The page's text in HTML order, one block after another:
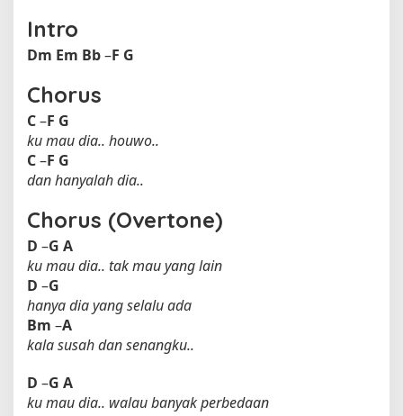
Intro
Dm Em Bb–F G
Chorus
C–F G
ku mau dia.. houwo..
C–F G
dan hanyalah dia..
Chorus (Overtone)
D –G A
ku mau dia.. tak mau yang lain
D –G
hanya dia yang selalu ada
Bm –A
kala susah dan senangku..
D –G A
ku mau dia.. walau banyak perbedaan